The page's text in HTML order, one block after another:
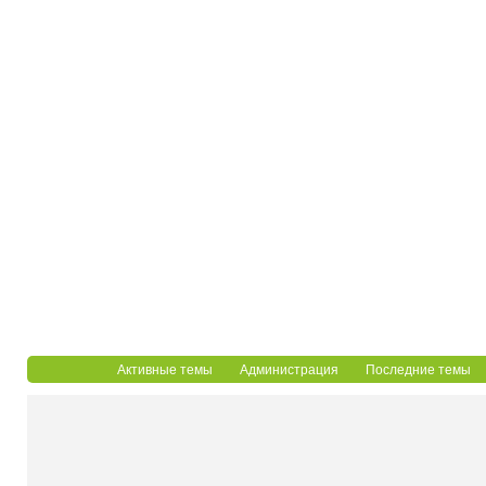
Активные темы Администрация Последние темы